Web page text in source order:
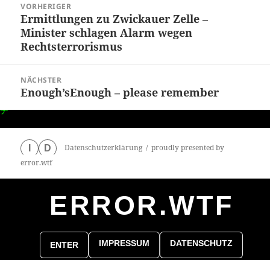
VORHERIGER
Vorheriger
Beitrag:
Ermittlungen zu Zwickauer Zelle –
Minister schlagen Alarm wegen
Rechtsterrorismus
NÄCHSTER
Nächster
Beitrag:
Enough’sEnough – please remember
D Datenschutzerklärung
proudly presented by
error.wtf
ERROR.WTF
ENTER IMPRESSUM DATENSCHUTZ